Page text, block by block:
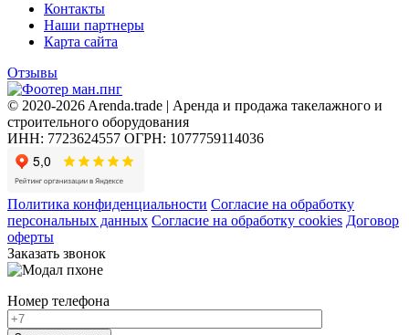
Контакты
Наши партнеры
Карта сайта
Отзывы
© 2020-2026 Arenda.trade | Аренда и продажа такелажного и
строительного оборудования
ИНН: 7723624557 ОГРН: 1077759114036
Политика конфиденциальности Согласие на обработку
персональных данных Согласие на обработку cookies Договор
оферты
Заказать звонок
Номер телефона